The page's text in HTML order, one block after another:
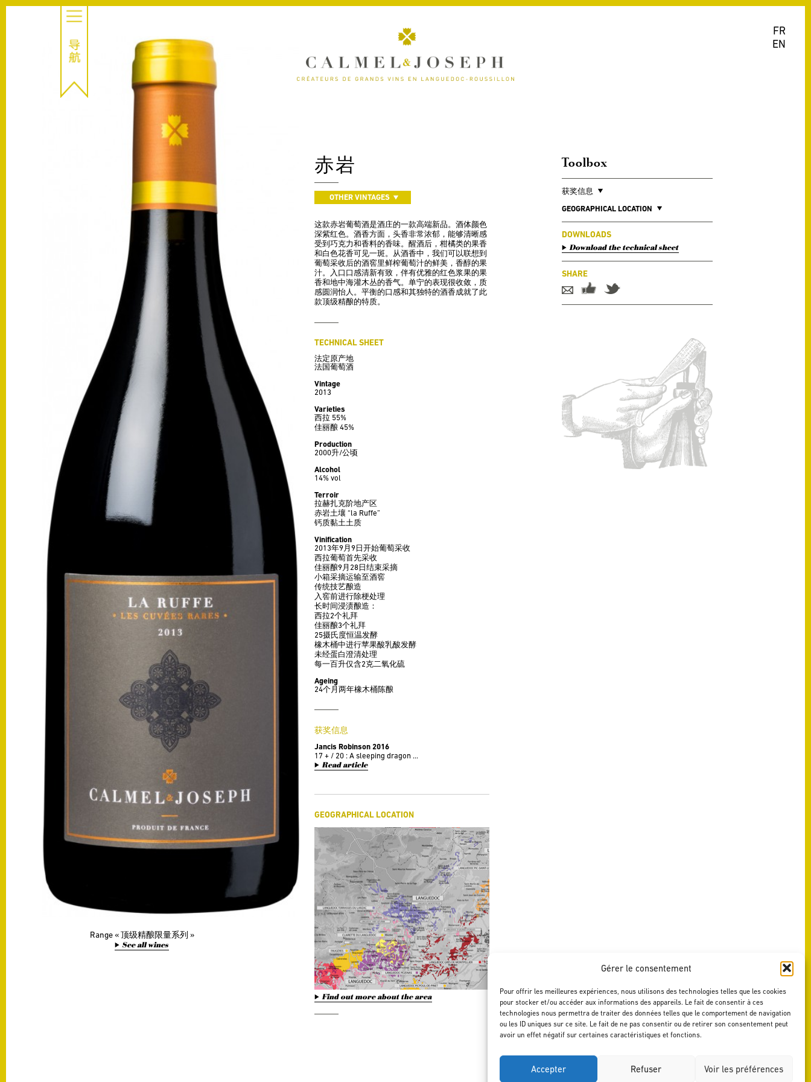
Gérer le consentement
Pour offrir les meilleures expériences, nous utilisons des technologies telles que les cookies
pour stocker et/ou accéder aux informations des appareils. Le fait de consentir à ces
technologies nous permettra de traiter des données telles que le comportement de navigation
ou les ID uniques sur ce site. Le fait de ne pas consentir ou de retirer son consentement peut
avoir un effet négatif sur certaines caractéristiques et fonctions.
Accepter Refuser Voir les préférences
FR
EN
Range
顶级精酿限量系列
See all wines
赤岩
OTHER VINTAGES
这款赤岩葡萄酒是酒庄的一款高端新品。酒体颜色
深紫红色。酒香方面，头香非常浓郁，能够清晰感
受到巧克力和香料的香味。醒酒后，柑橘类的果香
和白色花香可见一斑。从酒香中，我们可以联想到
葡萄采收后的酒窖里鲜榨葡萄汁的鲜美，香醇的果
汁。入口口感清新有致，伴有优雅的红色浆果的果
香和地中海灌木丛的香气。单宁的表现很收敛，质
感圆润怡人。平衡的口感和其独特的酒香成就了此
款顶级精酿的特质。
TECHNICAL SHEET
法定原产地
法国葡萄酒
Vintage
2013
Varieties
西拉 55%
佳丽酿 45%
Production
2000升/公顷
Alcohol
14% vol
Terroir
拉赫扎克阶地产区
赤岩土壤 “la Ruffe”
钙质黏土土质
Vinification
2013年9月9日开始葡萄采收
西拉葡萄首先采收
佳丽酿9月28日结束采摘
小箱采摘运输至酒窖
传统技艺酿造
入窖前进行除梗处理
长时间浸渍酿造：
西拉2个礼拜
佳丽酿3个礼拜
25摄氏度恒温发酵
橡木桶中进行苹果酸乳酸发酵
未经蛋白澄清处理
每一百升仅含2克二氧化硫
Ageing
24个月两年橡木桶陈酿
获奖信息
Jancis Robinson 2016
17 + / 20 : A sleeping dragon ...
Read article
GEOGRAPHICAL LOCATION
Find out more about the area
Toolbox
获奖信息
GEOGRAPHICAL LOCATION
DOWNLOADS
Download the technical sheet
SHARE